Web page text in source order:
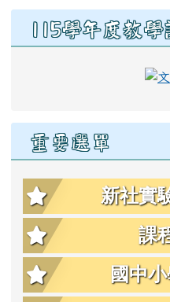
右邊區域內容
115學年度教學
重要選單
新社實
課
國中